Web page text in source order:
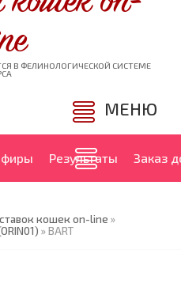
В ФЕЛИНОЛОГИЧЕСКОЙ СИСТЕМЕ
МЕНЮ
Результаты Заказ
кошек on-line »
» BART